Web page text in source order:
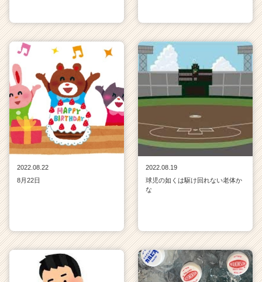
2022.08.22
8月22日
2022.08.19
球児の如くは駆け回れない老体か
な